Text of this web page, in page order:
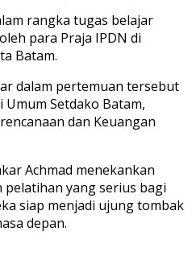
rangka tugas belajar
para Praja IPDN di
Batam.
dalam pertemuan tersebut
Setdako Batam,
dan Keuangan
Achmad menekankan
yang serius bagi
siap menjadi ujung tombak
depan.